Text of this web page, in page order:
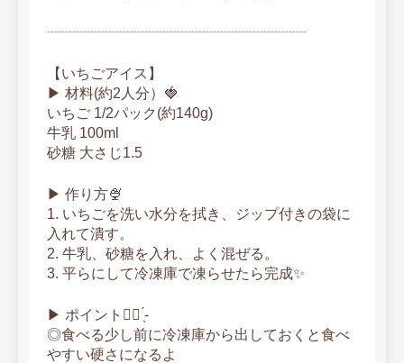
┈┈┈┈┈┈┈┈┈┈┈┈┈┈┈┈┈┈
【いちごアイス】
▶ ︎材料(約2人分）🍓
いちご 1/2パック(約140g)
牛乳 100ml
砂糖 大さじ1.5
▶ ︎作り方🍨
1. いちごを洗い水分を拭き、ジップ付きの袋に
入れて潰す。
2. 牛乳、砂糖を入れ、よく混ぜる。
3. 平らにして冷凍庫で凍らせたら完成✨
▶ ︎ポイント☝🏻 ̖́-
◎食べる少し前に冷凍庫から出しておくと食べ
やすい硬さになるよ